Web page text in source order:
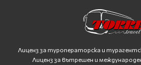
Лиценз за туроператорска и
Лиценз за вътрешен и